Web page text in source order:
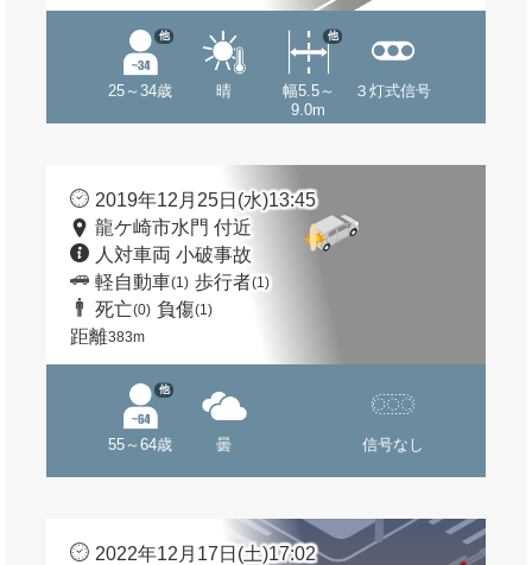
25～34歳
他
晴
幅5.5～
9.0m
他
３灯式信号
2019年12月25日(水)13:45
龍ケ崎市水門 付近
人対車両 小破事故
軽自動車(1) 歩行者(1)
死亡(0) 負傷(1)
距離383m
55～64歳
他
曇 信号なし
2022年12月17日(土)17:02